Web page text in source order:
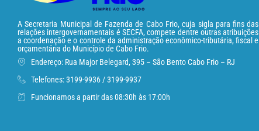
A Secretaria Municipal de Fazenda de Cabo Frio, cuja sigla para fins das
relações intergovernamentais é SECFA, compete dentre outras atribuições
a coordenação e o controle da administração econômico-tributária, fiscal e
orçamentária do Município de Cabo Frio.
Endereço: Rua Major Belegard, 395 – São Bento Cabo Frio – RJ
Telefones: 3199-9936 / 3199-9937
Funcionamos a partir das 08:30h às 17:00h